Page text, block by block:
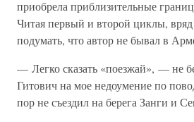
приобрела приблизительные
Читая первый и второй циклы,
подумать, что автор не бывал в
— Легко сказать «поезжай», — не
Гитович на мое недоумение по
пор не съездил на берега Занги и